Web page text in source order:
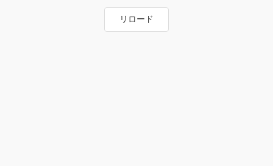
リロード